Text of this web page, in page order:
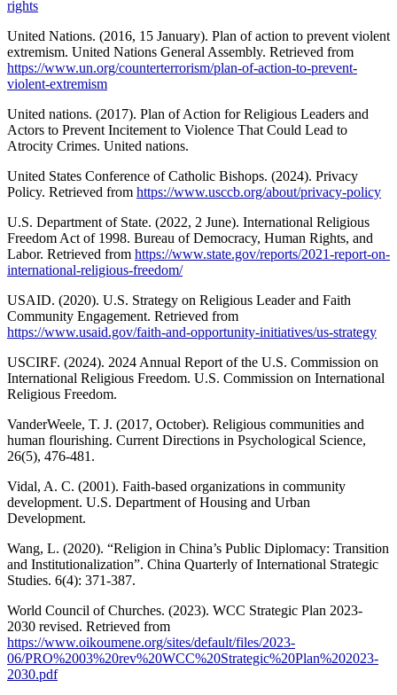
rights
United Nations. (2016, 15 January). Plan of action to prevent violent
extremism. United Nations General Assembly. Retrieved from
https://www.un.org/counterterrorism/plan-of-action-to-prevent-
violent-extremism
United nations. (2017). Plan of Action for Religious Leaders and
Actors to Prevent Incitement to Violence That Could Lead to
Atrocity Crimes. United nations.
United States Conference of Catholic Bishops. (2024). Privacy
Policy. Retrieved from https://www.usccb.org/about/privacy-policy
U.S. Department of State. (2022, 2 June). International Religious
Freedom Act of 1998. Bureau of Democracy, Human Rights, and
Labor. Retrieved from https://www.state.gov/reports/2021-report-on-
international-religious-freedom/
USAID. (2020). U.S. Strategy on Religious Leader and Faith
Community Engagement. Retrieved from
https://www.usaid.gov/faith-and-opportunity-initiatives/us-strategy
USCIRF. (2024). 2024 Annual Report of the U.S. Commission on
International Religious Freedom. U.S. Commission on International
Religious Freedom.
VanderWeele, T. J. (2017, October). Religious communities and
human flourishing. Current Directions in Psychological Science,
26(5), 476-481.
Vidal, A. C. (2001). Faith-based organizations in community
development. U.S. Department of Housing and Urban
Development.
Wang, L. (2020). “Religion in China’s Public Diplomacy: Transition
and Institutionalization”. China Quarterly of International Strategic
Studies. 6(4): 371-387.
World Council of Churches. (2023). WCC Strategic Plan 2023-
2030 revised. Retrieved from
https://www.oikoumene.org/sites/default/files/2023-
06/PRO%2003%20rev%20WCC%20Strategic%20Plan%202023-
2030.pdf